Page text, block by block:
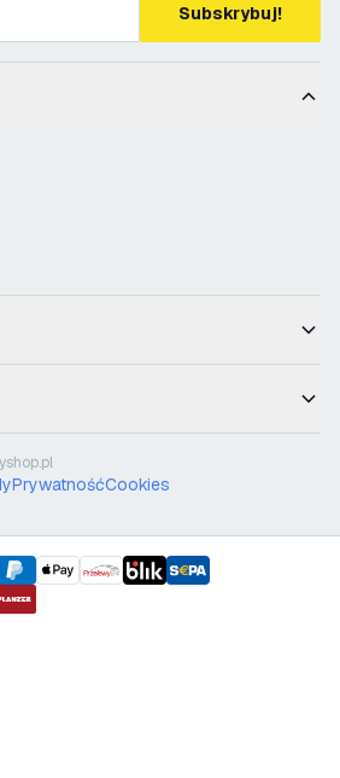
Subskrybuj!
PrywatnośćCookies